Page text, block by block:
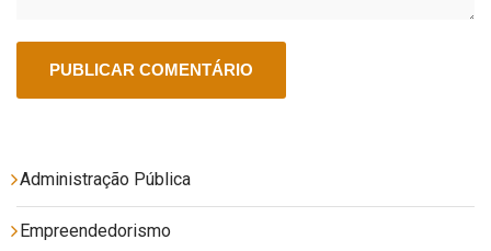
Administração Pública
Empreendedorismo